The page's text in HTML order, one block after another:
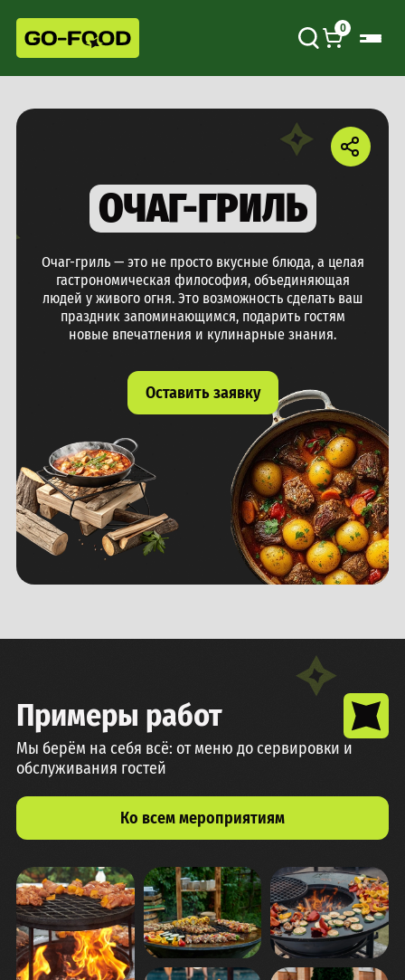
0
ОЧАГ-ГРИЛЬ
Очаг-гриль — это не просто вкусные блюда, а целая
гастрономическая философия, объединяющая
людей у живого огня. Это возможность сделать ваш
праздник запоминающимся, подарить гостям
новые впечатления и кулинарные знания.
Оставить заявку
Примеры работ
Мы берём на себя всё: от меню до сервировки и
обслуживания гостей
Ко всем мероприятиям